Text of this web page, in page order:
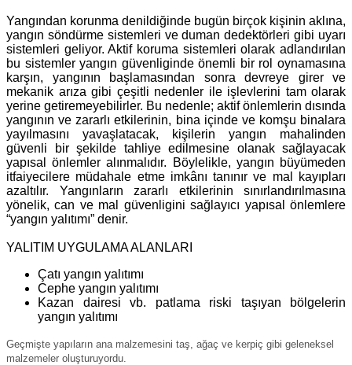
Yangından korunma denildiğinde bugün birçok kişinin aklına,
yangın söndürme sistemleri ve duman dedektörleri gibi uyarı
sistemleri geliyor. Aktif koruma sistemleri olarak adlandırılan
bu sistemler yangın güvenliginde önemli bir rol oynamasına
karşın, yangının başlamasından sonra devreye girer ve
mekanik arıza gibi çeşitli nedenler ile işlevlerini tam olarak
yerine getiremeyebilirler. Bu nedenle; aktif önlemlerin dısında
yangının ve zararlı etkilerinin, bina içinde ve komşu binalara
yayılmasını yavaşlatacak, kişilerin yangın mahalinden
güvenli bir şekilde tahliye edilmesine olanak sağlayacak
yapısal önlemler alınmalıdır. Böylelikle, yangın büyümeden
itfaiyecilere müdahale etme imkânı tanınır ve mal kayıpları
azaltılır. Yangınların zararlı etkilerinin sınırlandırılmasına
yönelik, can ve mal güvenligini sağlayıcı yapısal önlemlere
“yangın yalıtımı” denir.
YALITIM UYGULAMA ALANLARI
Çatı yangın yalıtımı
Cephe yangın yalıtımı
Kazan dairesi vb. patlama riski taşıyan bölgelerin
yangın yalıtımı
Geçmişte yapıların ana malzemesini taş, ağaç ve kerpiç gibi geleneksel
malzemeler oluşturuyordu.